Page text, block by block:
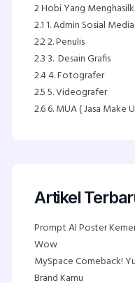
2Hobi Yang
2.11. Admin Sosial Media
2.22. Penulis
2.3 3. Desain Grafis
2.44. Fotografer
2.55. Videografer
2.66. MUA ( Jasa Make
Artikel
Prompt AI Poster
Wow
MySpace Comeback!
Brand Kamu